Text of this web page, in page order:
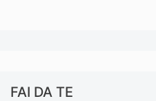
FAI DA TE